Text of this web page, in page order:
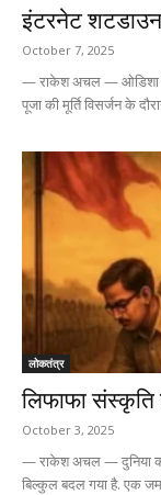
इंटरनेट शटडाउन
October 7, 2025
— राकेश अचल — ओडिशा के
पूजा की मूर्ति विसर्जन के
लोकतंत्र
लिफाफा
October 3, 2025
— राकेश अचल — दुनिया
बिल्कुल बदल गया है. एक